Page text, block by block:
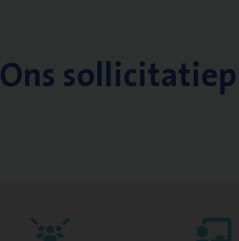
Ons